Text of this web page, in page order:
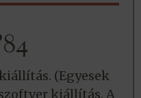
(Egyesek
kiállítás. A